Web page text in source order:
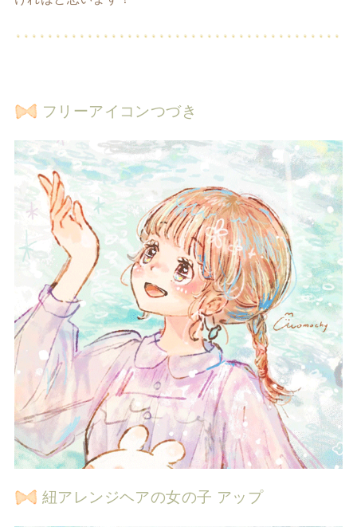
フリーアイコンつづき
紐アレンジヘアの女の子 アップ